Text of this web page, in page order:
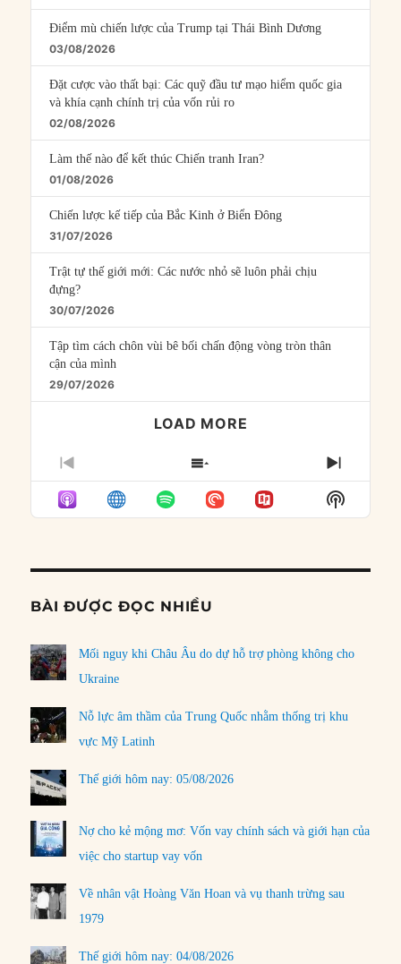
Điểm mù chiến lược của Trump tại Thái Bình Dương
03/08/2026
Đặt cược vào thất bại: Các quỹ đầu tư mạo hiểm quốc gia
và khía cạnh chính trị của vốn rủi ro
02/08/2026
Làm thế nào để kết thúc Chiến tranh Iran?
01/08/2026
Chiến lược kế tiếp của Bắc Kinh ở Biển Đông
31/07/2026
Trật tự thế giới mới: Các nước nhỏ sẽ luôn phải chịu
đựng?
30/07/2026
Tập tìm cách chôn vùi bê bối chấn động vòng tròn thân
cận của mình
29/07/2026
LOAD MORE
PREVIOUS
EPISODE
SHOW
EPISODES
LIST
NEXT
Show
Podcast
BÀI ĐƯỢC ĐỌC NHIỀU
Mối nguy khi Châu Âu do dự hỗ trợ phòng không cho
Ukraine
Nỗ lực âm thầm của Trung Quốc nhằm thống trị khu
vực Mỹ Latinh
Thế giới hôm nay: 05/08/2026
Nợ cho kẻ mộng mơ: Vốn vay chính sách và giới hạn của
việc cho startup vay vốn
Về nhân vật Hoàng Văn Hoan và vụ thanh trừng sau
1979
Thế giới hôm nay: 04/08/2026